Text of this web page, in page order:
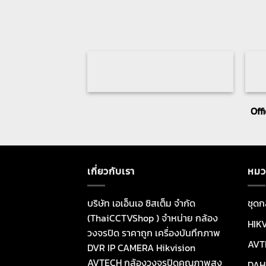
เกี่ยวกับเรา
บริษัท เอเอ็นเอ ซิสเต็ม จำกัด
(ThaiCCTVShop ) จำหน่าย กล้อง
วงจรปิด ราคาถูก เครื่องบันทึกภาพ
DVR IP CAMERA Hikvision
AVTECH กล้องวงจรปิดคุณภาพสูง
หม
ชุด